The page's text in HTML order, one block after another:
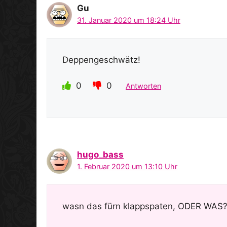
Gu
31. Januar 2020 um 18:24 Uhr
Deppengeschwätz!
0 0 Antworten
hugo_bass
1. Februar 2020 um 13:10 Uhr
wasn das fürn klappspaten, ODER WAS?